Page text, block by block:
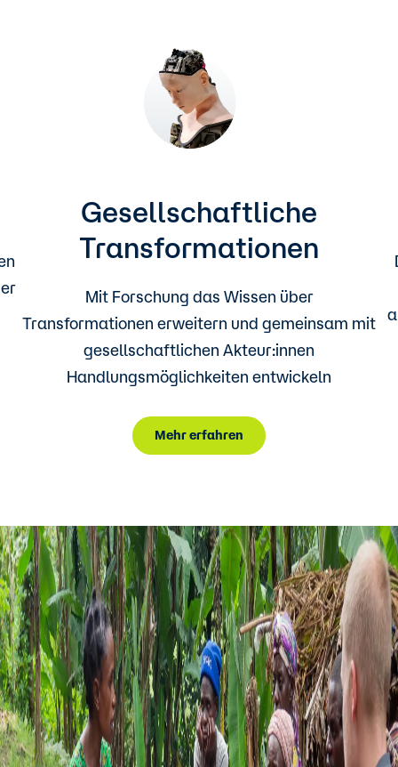
Gesellschaftliche
Transformationen
Mit Forschung das Wissen über
Transformationen erweitern und gemeinsam mit
gesellschaftlichen Akteur:innen
Handlungsmöglichkeiten entwickeln
Mehr erfahren